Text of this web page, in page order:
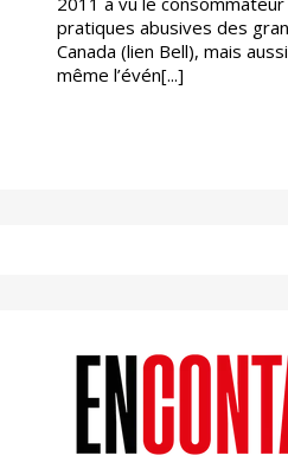
pratiques abusives des
Canada (lien Bell), mais
même l’évén[...]